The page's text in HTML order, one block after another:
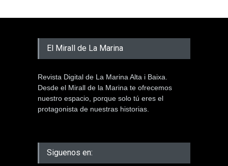
El Mirall de La Marina
Revista Digital de La Marina Alta i Baixa.
Desde el Mirall de la Marina te ofrecemos
nuestro espacio, porque solo tú eres el
protagonista de nuestras historias.
Siguenos en: